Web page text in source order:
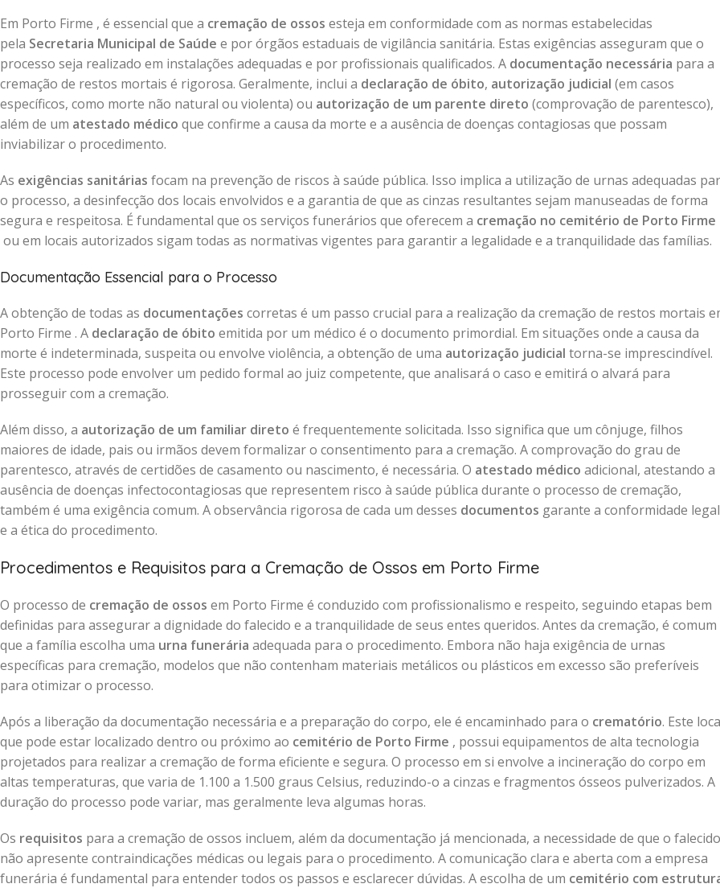
Em Porto Firme , é essencial que a cremação de ossos esteja em conformidade com as normas estabelecidas
pela Secretaria Municipal de Saúde e por órgãos estaduais de vigilância sanitária. Estas exigências asseguram que o
processo seja realizado em instalações adequadas e por profissionais qualificados. A documentação necessária para a
cremação de restos mortais é rigorosa. Geralmente, inclui a declaração de óbito, autorização judicial (em casos
específicos, como morte não natural ou violenta) ou autorização de um parente direto (comprovação de parentesco),
além de um atestado médico que confirme a causa da morte e a ausência de doenças contagiosas que possam
inviabilizar o procedimento.
As exigências sanitárias focam na prevenção de riscos à saúde pública. Isso implica a utilização de urnas adequadas
o processo, a desinfecção dos locais envolvidos e a garantia de que as cinzas resultantes sejam manuseadas de forma
segura e respeitosa. É fundamental que os serviços funerários que oferecem a cremação no cemitério de Porto Firme
ou em locais autorizados sigam todas as normativas vigentes para garantir a legalidade e a tranquilidade das famílias.
Documentação Essencial para o Processo
A obtenção de todas as documentações corretas é um passo crucial para a realização da cremação de restos mortais
Porto Firme . A declaração de óbito emitida por um médico é o documento primordial. Em situações onde a causa da
morte é indeterminada, suspeita ou envolve violência, a obtenção de uma autorização judicial torna-se imprescindível.
Este processo pode envolver um pedido formal ao juiz competente, que analisará o caso e emitirá o alvará para
prosseguir com a cremação.
Além disso, a autorização de um familiar direto é frequentemente solicitada. Isso significa que um cônjuge, filhos
maiores de idade, pais ou irmãos devem formalizar o consentimento para a cremação. A comprovação do grau de
parentesco, através de certidões de casamento ou nascimento, é necessária. O atestado médico adicional, atestando a
ausência de doenças infectocontagiosas que representem risco à saúde pública durante o processo de cremação,
também é uma exigência comum. A observância rigorosa de cada um desses documentos garante a conformidade legal
e a ética do procedimento.
Procedimentos e Requisitos para a Cremação de Ossos em Porto Firme
O processo de cremação de ossos em Porto Firme é conduzido com profissionalismo e respeito, seguindo etapas bem
definidas para assegurar a dignidade do falecido e a tranquilidade de seus entes queridos. Antes da cremação, é comum
que a família escolha uma urna funerária adequada para o procedimento. Embora não haja exigência de urnas
específicas para cremação, modelos que não contenham materiais metálicos ou plásticos em excesso são preferíveis
para otimizar o processo.
Após a liberação da documentação necessária e a preparação do corpo, ele é encaminhado para o crematório. Este
que pode estar localizado dentro ou próximo ao cemitério de Porto Firme , possui equipamentos de alta tecnologia
projetados para realizar a cremação de forma eficiente e segura. O processo em si envolve a incineração do corpo em
altas temperaturas, que varia de 1.100 a 1.500 graus Celsius, reduzindo-o a cinzas e fragmentos ósseos pulverizados. A
duração do processo pode variar, mas geralmente leva algumas horas.
Os requisitos para a cremação de ossos incluem, além da documentação já mencionada, a necessidade de que o falecido
não apresente contraindicações médicas ou legais para o procedimento. A comunicação clara e aberta com a empresa
funerária é fundamental para entender todos os passos e esclarecer dúvidas. A escolha de um cemitério com